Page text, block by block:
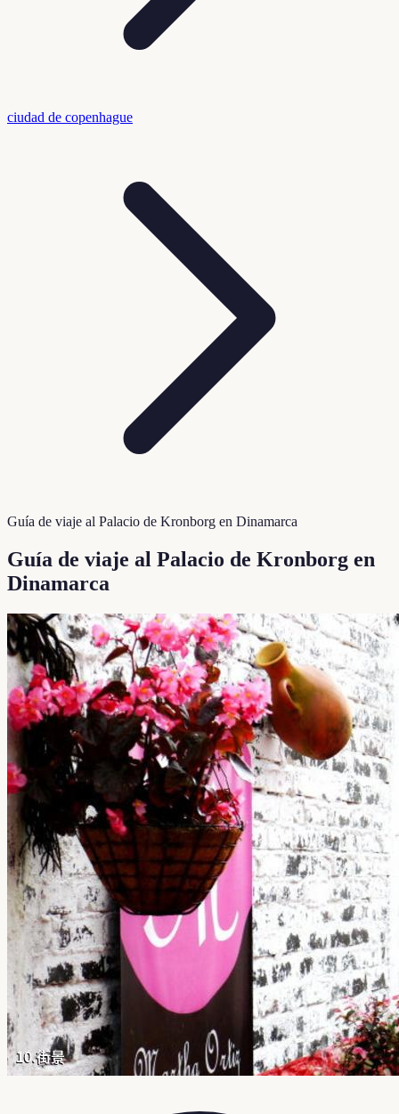
ciudad de copenhague
Guía de viaje al Palacio de Kronborg en Dinamarca
Guía de viaje al Palacio de Kronborg en
Dinamarca